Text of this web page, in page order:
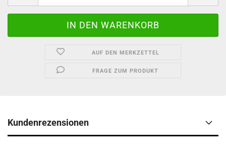
AUF DEN MERKZETTEL
FRAGE ZUM PRODUKT
Kundenrezensionen